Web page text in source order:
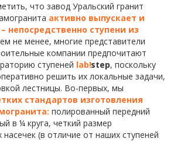
что завод Уральский гранит
активно выпускает и
непосредственно ступени из
не менее, многие представители
компании предпочитают
ступеней lab!step, поскольку
решить их локальные задачи,
лестницы. Во-первых, мы
стандартов изготовления
полированный передний
в ¼ круга, четкий размер
(в отличие от наших ступеней